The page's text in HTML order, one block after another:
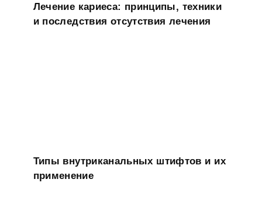
Лечение кариеса: принципы, техники
и последствия отсутствия лечения
Типы внутриканальных штифтов и их
применение